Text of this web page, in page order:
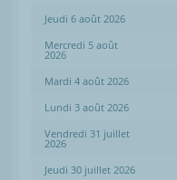
Jeudi 6 août 2026
Mercredi 5 août
2026
Mardi 4 août 2026
Lundi 3 août 2026
Vendredi 31 juillet
2026
Jeudi 30 juillet 2026